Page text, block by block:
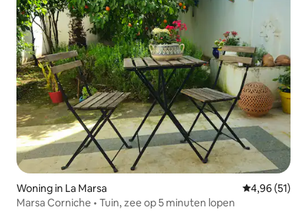
Woning in La Marsa Gemiddelde
4,96 (51)
Marsa Corniche • Tuin, zee op 5 minuten lopen